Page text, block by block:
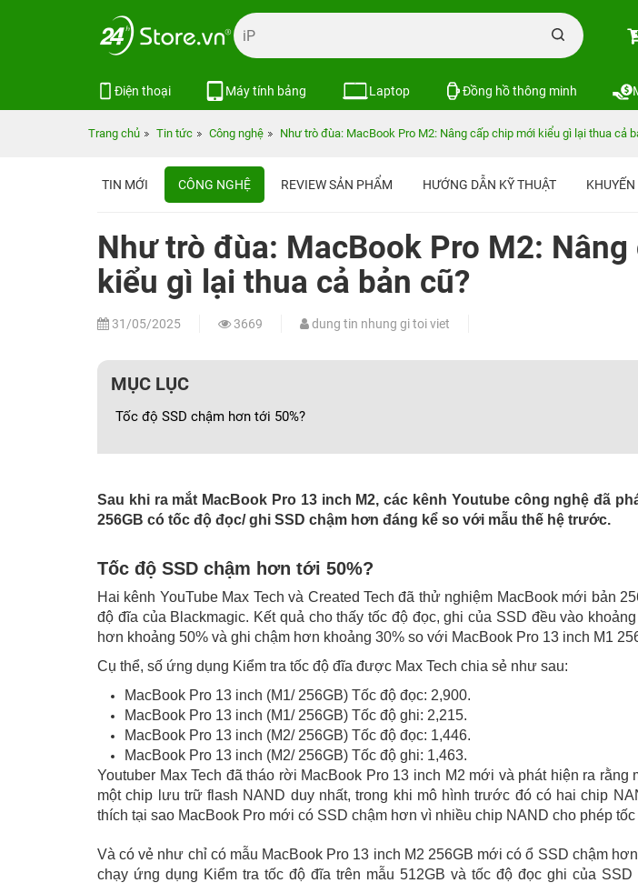
Điện thoại Máy tính bảng Laptop Đồng hồ thông minh
Trang chủ Tin tức Công nghệ Như trò đùa: MacBook Pro M2: Nâng cấp chip mới kiểu gì lại thua cả
TIN MỚI CÔNG NGHỆ REVIEW SẢN PHẨM HƯỚNG DẪN KỸ THUẬT
Như trò đùa: MacBook Pro M2:
kiểu gì lại thua cả bản cũ?
31/05/2025 3669 dung tin nhung gi toi viet
MỤC LỤC
Tốc độ SSD chậm hơn tới 50%?
Sau khi ra mắt MacBook Pro 13 inch M2, các kênh Youtube công nghệ đã
256GB có tốc độ đọc/ ghi SSD chậm hơn đáng kể so với mẫu thế hệ trước.
Tốc độ SSD chậm hơn tới 50%?
Hai kênh YouTube Max Tech và Created Tech đã thử nghiệm MacBook mới bản
độ đĩa của Blackmagic. Kết quả cho thấy tốc độ đọc, ghi của SSD đều vào
hơn khoảng 50% và ghi chậm hơn khoảng 30% so với MacBook Pro 13 inch M1
Cụ thể, số ứng dụng Kiểm tra tốc độ đĩa được Max Tech chia sẻ như sau:
MacBook Pro 13 inch (M1/ 256GB) Tốc độ đọc: 2,900.
MacBook Pro 13 inch (M1/ 256GB) Tốc độ ghi: 2,215.
MacBook Pro 13 inch (M2/ 256GB) Tốc độ đọc: 1,446.
MacBook Pro 13 inch (M2/ 256GB) Tốc độ ghi: 1,463.
Youtuber Max Tech đã tháo rời MacBook Pro 13 inch M2 mới và phát hiện ra
một chip lưu trữ flash NAND duy nhất, trong khi mô hình trước đó có hai chip
thích tại sao MacBook Pro mới có SSD chậm hơn vì nhiều chip NAND cho phép
Và có vẻ như chỉ có mẫu MacBook Pro 13 inch M2 256GB mới có ổ SSD chậm
chạy ứng dụng Kiểm tra tốc độ đĩa trên mẫu 512GB và tốc độ đọc ghi của